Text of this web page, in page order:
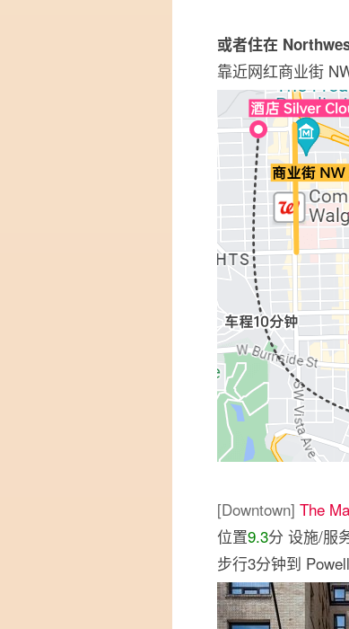
或者住在
靠近网红商业街
[Downtown] The
位置9.3分 设施/服
步行3分钟到